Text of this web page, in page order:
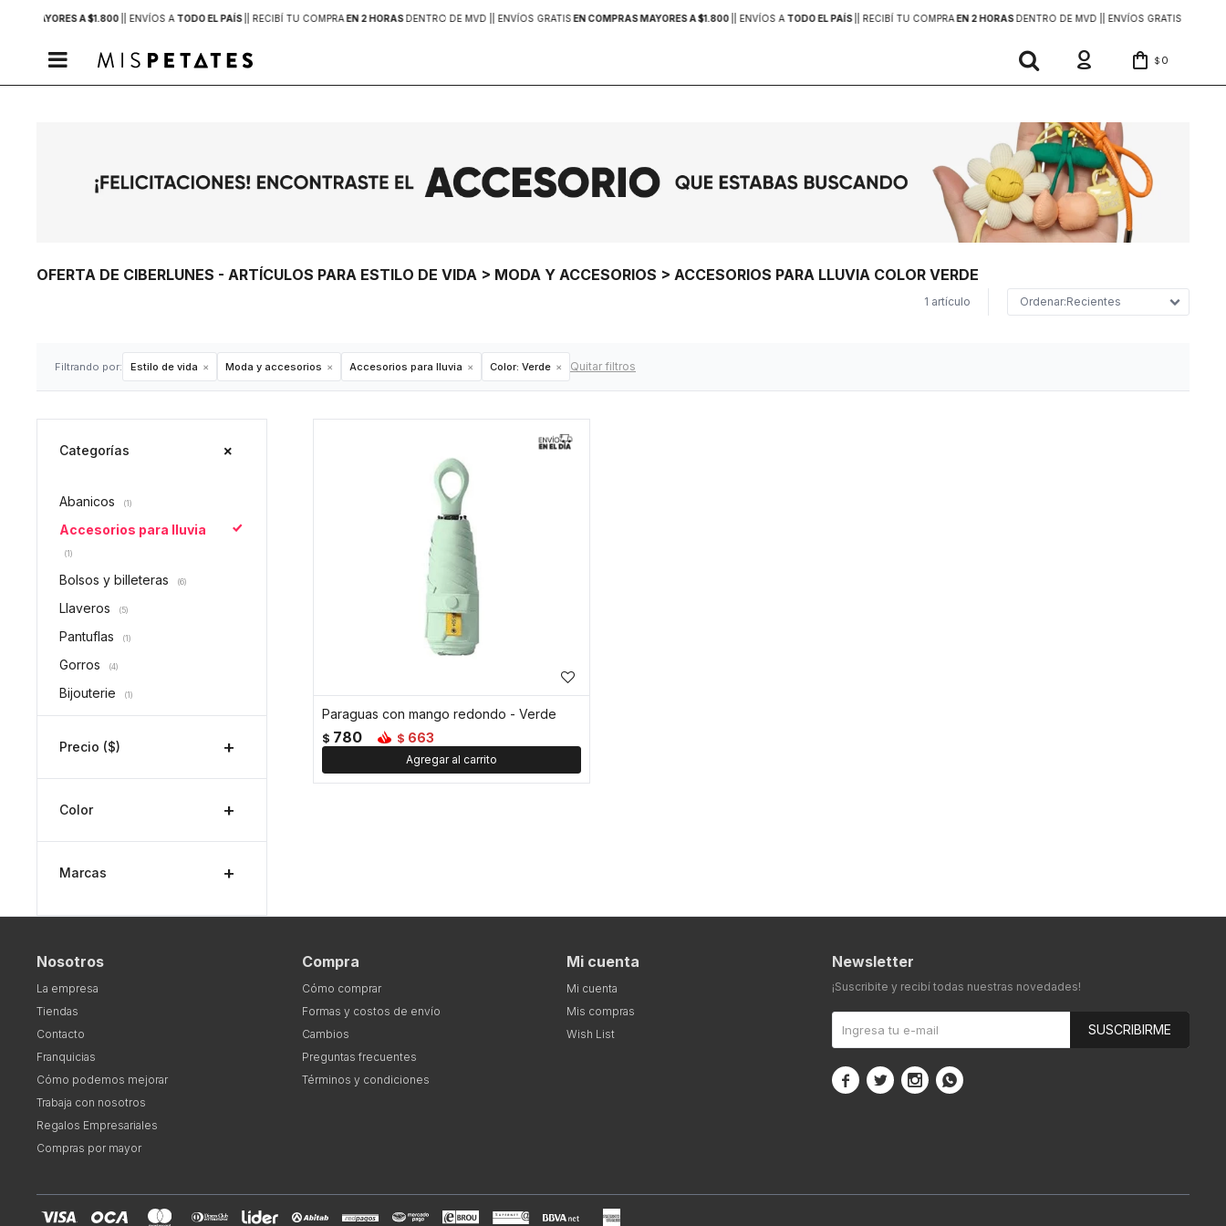
MAYORES A $1.800 | ENVÍOS A TODO EL PAÍS | RECIBÍ TU COMPRAEN 2 HORASDENTRO DE MVD | | ENVÍOS GRATISEN COMPRAS MAYORES A $1.800 | ENVÍOS A TODO EL PAÍS | RECIBÍ TU COMPRAEN 2 HORASDENTRO DE MVD | | ENVÍOS GRATIS
 $ 0
OFERTA DE CIBERLUNES - ARTÍCULOS PARA ESTILO DE VIDA > MODA Y ACCESORIOS > ACCESORIOS PARA LLUVIA COLOR VERDE
1 artículo Recientes
Filtrando por: Estilo de vida Moda y accesorios Accesorios para lluvia Color: Verde Quitar filtros
Paraguas con mango redondo - Verde
$ 780 $ 663
Categorías
Abanicos (1)
Accesorios para lluvia
(1)
Bolsos y billeteras (6)
Llaveros (5)
Pantuflas (1)
Gorros (4)
Bijouterie (1)
Precio ($)
Color
Marcas
Nosotros
La empresa
Tiendas
Contacto
Franquicias
Cómo podemos mejorar
Trabaja con nosotros
Regalos Empresariales
Compras por mayor
Compra
Cómo comprar
Formas y costos de envío
Cambios
Preguntas frecuentes
Términos y condiciones
Mi cuenta
Mi cuenta
Mis compras
Wish List
Newsletter
¡Suscribite y recibí todas nuestras novedades!
SUSCRIBIRME
   